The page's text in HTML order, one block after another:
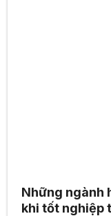
Những ngành
khi tốt nghiệp